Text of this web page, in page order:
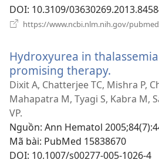
DOI‎: 10.3109/
https://www.ncbi.nlm.nih.gov/
Hydroxyurea in
promising therapy.
cửa
sổ
Dixit A, Chatterjee TC, Mishra P,
Mahapatra M, Tyagi S, Kabra M,
VP.
Nguồn‎: Ann Hematol
Mã bài‎: PubMed 15838670
DOI‎: 10.1007/s00277-005-1026-4